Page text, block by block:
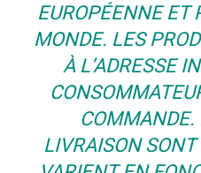
EUROPÉENNE ET
MONDE. LES
À L’ADRESSE
COMMANDE.
LIVRAISON SONT